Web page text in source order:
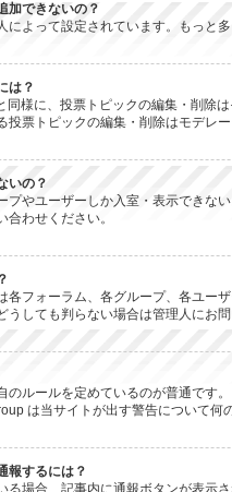
加できないの？
によって設定されています。もっと
は？
同様に、投票トピックの編集・削除
投票トピックの編集・削除はモデレ
いの？
プやユーザーしか入室・表示できな
わせください。
各フォーラム、各グループ、各ユー
しても判らない場合は管理人にお問
のルールを定めているのが普通です
は当サイトが出す警告について
報するには？
る場合、記事内に通報ボタンが表示